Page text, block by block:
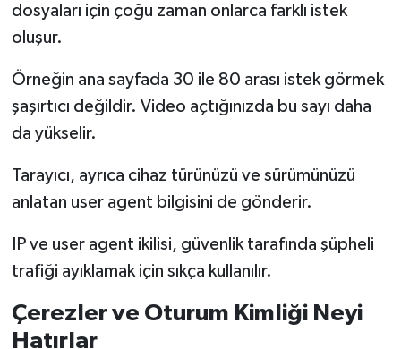
dosyaları için çoğu zaman onlarca farklı istek
oluşur.
Örneğin ana sayfada 30 ile 80 arası istek görmek
şaşırtıcı değildir. Video açtığınızda bu sayı daha
da yükselir.
Tarayıcı, ayrıca cihaz türünüzü ve sürümünüzü
anlatan user agent bilgisini de gönderir.
IP ve user agent ikilisi, güvenlik tarafında şüpheli
trafiği ayıklamak için sıkça kullanılır.
Çerezler ve Oturum Kimliği Neyi
Hatırlar